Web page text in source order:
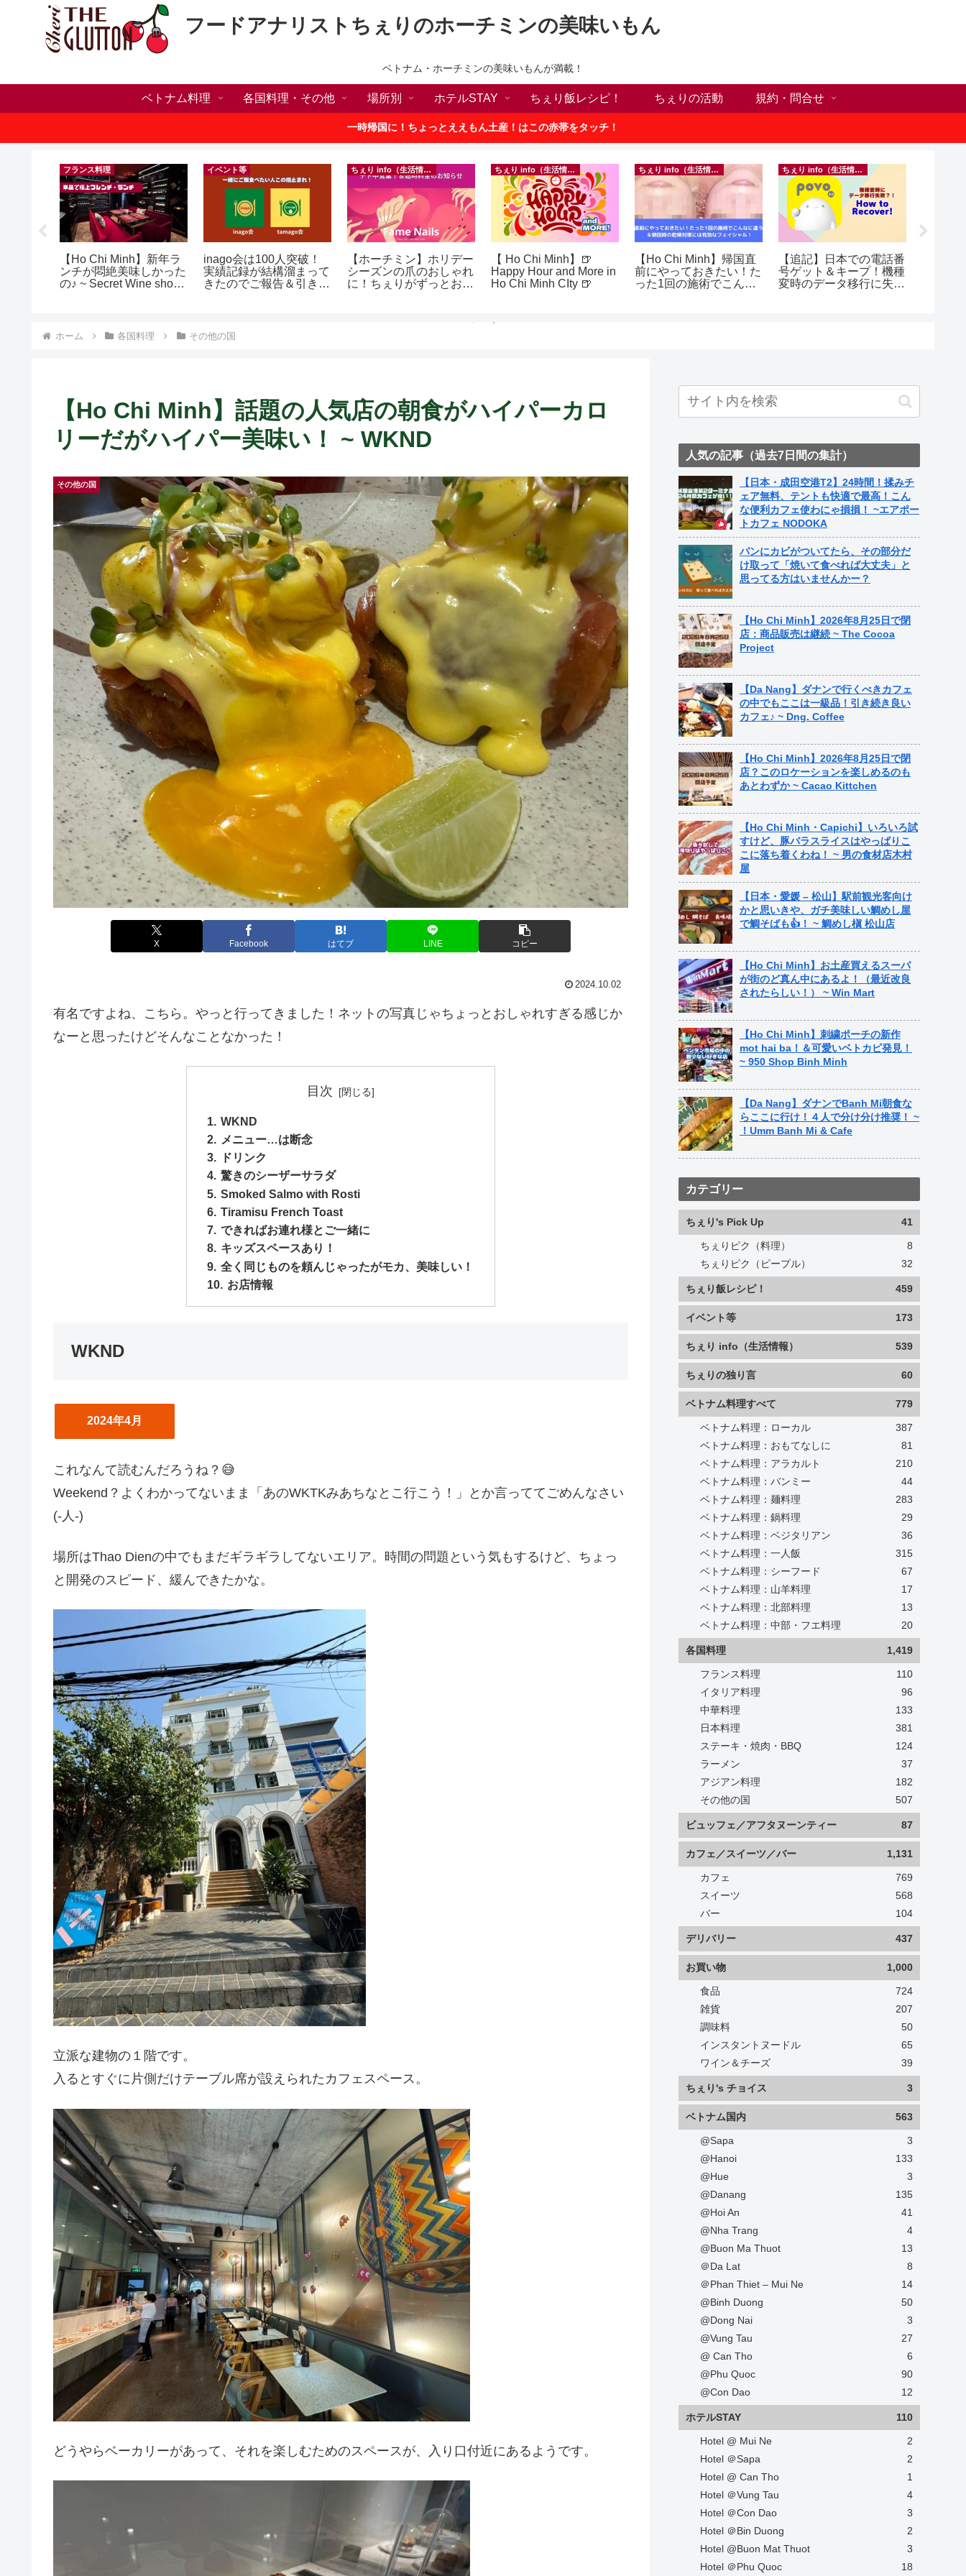
フードアナリストちぇりのホーチミンの美味いもん
ベトナム・ホーチミンの美味いもんが満載！
ベトナム料理 各国料理・その他 場所別 ホテルSTAY ちぇり飯レシピ！ ちぇりの活動 規約・問合せ
一時帰国に！ちょっとええもん土産！はこの赤帯をタッチ！
フランス料理
【Ho Chi Minh】新年ラ
ンチが悶絶美味しかった
の♪ ~ Secret Wine shop
イベント等
inago会は100人突破！
実績記録が結構溜まって
きたのでご報告＆引き続
ちぇり info（生活情報）
【ホーチミン】ホリデー
シーズンの爪のおしゃれ
に！ちぇりがずっとお世
ちぇり info（生活情報）
【 Ho Chi Minh】🍺
Happy Hour and More in
Ho Chi Minh CIty 🍺
ちぇり info（生活情報）
【Ho Chi Minh】帰国直
前にやっておきたい！た
った1回の施術でこんな
ちぇり info（生活情報）
【追記】日本での電話番
号ゲット＆キープ！機種
変時のデータ移行に失敗
ホーム 各国料理 その他の国
【Ho Chi Minh】話題の人気店の朝食がハイパーカロ
リーだがハイパー美味い！ ~ WKND
その他の国
X Facebook はてブ LINE コピー
2024.10.02
有名ですよね、こちら。やっと行ってきました！ネットの写真じゃちょっとおしゃれすぎる感じか
なーと思ったけどそんなことなかった！
目次
WKND
メニュー…は断念
ドリンク
驚きのシーザーサラダ
Smoked Salmo with Rosti
Tiramisu French Toast
できればお連れ様とご一緒に
キッズスペースあり！
全く同じものを頼んじゃったがモカ、美味しい！
お店情報
WKND
2024年4月
これなんて読むんだろうね？😅
Weekend？よくわかってないまま「あのWKTKみあちなとこ行こう！」とか言っててごめんなさい
(-人-)
場所はThao Dienの中でもまだギラギラしてないエリア。時間の問題という気もするけど、ちょっ
と開発のスピード、緩んできたかな。
立派な建物の１階です。
入るとすぐに片側だけテーブル席が設えられたカフェスペース。
どうやらベーカリーがあって、それを楽しむためのスペースが、入り口付近にあるようです。
人気の記事（過去7日間の集計）
【日本・成田空港T2】24時間！揉みチ
ェア無料、テントも快適で最高！こん
な便利カフェ使わにゃ損損！ ~エアポー
トカフェ NODOKA
パンにカビがついてたら、その部分だ
け取って「焼いて食べれば大丈夫」と
思ってる方はいませんかー？
【Ho Chi Minh】2026年8月25日で閉
店：商品販売は継続 ~ The Cocoa
Project
【Da Nang】ダナンで行くべきカフェ
の中でもここは一級品！引き続き良い
カフェ♪ ~ Dng. Coffee
【Ho Chi Minh】2026年8月25日で閉
店？このロケーションを楽しめるのも
あとわずか ~ Cacao Kittchen
【Ho Chi Minh・Capichi】いろいろ試
すけど、豚バラスライスはやっぱりこ
こに落ち着くわね！ ~ 男の食材店木村
屋
【日本・愛媛 – 松山】駅前観光客向け
かと思いきや、ガチ美味しい鯛めし屋
で鯛そばも👍！ ~ 鯛めし槇 松山店
【Ho Chi Minh】お土産買えるスーパ
が街のど真ん中にあるよ！（最近改良
されたらしい！） ~ Win Mart
【Ho Chi Minh】刺繍ポーチの新作
mot hai ba！＆可愛いベトカピ発見！
~ 950 Shop Binh Minh
【Da Nang】ダナンでBanh Mi朝食な
らここに行け！４人で分け分け推奨！ ~
！Umm Banh Mi & Cafe
カテゴリー
ちぇり's Pick Up 41
ちぇりピク（料理）
8
ちぇりピク（ピープル）
32
ちぇり飯レシピ！ 459
イベント等 173
ちぇり info（生活情報） 539
ちぇりの独り言 60
ベトナム料理すべて 779
ベトナム料理：ローカル
387
ベトナム料理：おもてなしに
81
ベトナム料理：アラカルト
210
ベトナム料理：バンミー
44
ベトナム料理：麺料理
283
ベトナム料理：鍋料理
29
ベトナム料理：ベジタリアン
36
ベトナム料理：一人飯
315
ベトナム料理：シーフード
67
ベトナム料理：山羊料理
17
ベトナム料理：北部料理
13
ベトナム料理：中部・フエ料理
20
各国料理 1,419
フランス料理
110
イタリア料理
96
中華料理
133
日本料理
381
ステーキ・焼肉・BBQ
124
ラーメン
37
アジアン料理
182
その他の国
507
ビュッフェ／アフタヌーンティー 87
カフェ／スイーツ／バー 1,131
カフェ
769
スイーツ
568
バー
104
デリバリー 437
お買い物 1,000
食品
724
雑貨
207
調味料
50
インスタントヌードル
65
ワイン＆チーズ
39
ちぇり's チョイス 3
ベトナム国内 563
@Sapa
3
@Hanoi
133
@Hue
3
@Danang
135
@Hoi An
41
@Nha Trang
4
@Buon Ma Thuot
13
＠Da Lat
8
＠Phan Thiet – Mui Ne
14
@Binh Duong
50
@Dong Nai
3
@Vung Tau
27
@ Can Tho
6
@Phu Quoc
90
@Con Dao
12
ホテルSTAY 110
Hotel @ Mui Ne
2
Hotel ＠Sapa
2
Hotel @ Can Tho
1
Hotel ＠Vung Tau
4
Hotel ＠Con Dao
3
Hotel ＠Bin Duong
2
Hotel @Buon Mat Thuot
3
Hotel ＠Phu Quoc
18